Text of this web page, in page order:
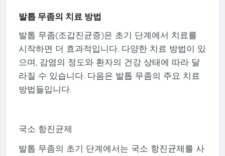
발톱 무좀의 치료 방법
발톱 무좀(조갑진균증)은 초기 단계에서 치료를
시작하면 더 효과적입니다. 다양한 치료 방법이 있
으며, 감염의 정도와 환자의 건강 상태에 따라 달
라질 수 있습니다. 다음은 발톱 무좀의 주요 치료
방법들입니다.
국소 항진균제
발톱 무좀의 초기 단계에서는 국소 항진균제를 사